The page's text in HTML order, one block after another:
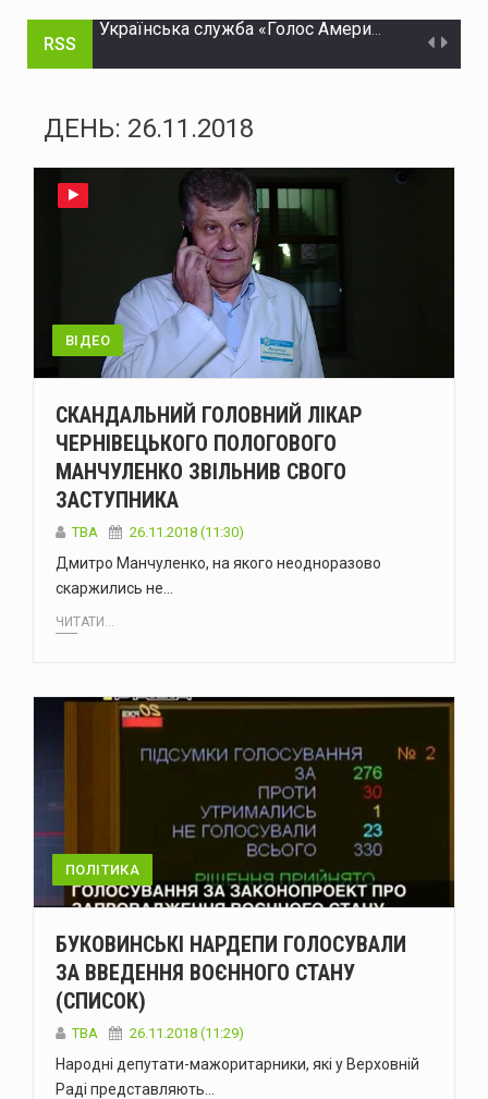
RSS
Збито 66 дронів: результати відбиття масованої атаки РФ 6 серпня
ДЕНЬ: 26.11.2018
ВІДЕО
СКАНДАЛЬНИЙ ГОЛОВНИЙ ЛІКАР
ЧЕРНІВЕЦЬКОГО ПОЛОГОВОГО
МАНЧУЛЕНКО ЗВІЛЬНИВ СВОГО
ЗАСТУПНИКА
TBA 26.11.2018 (11:30)
Дмитро Манчуленко, на якого неодноразово
скаржились не…
ЧИТАТИ...
ПОЛІТИКА
БУКОВИНСЬКІ НАРДЕПИ ГОЛОСУВАЛИ
ЗА ВВЕДЕННЯ ВОЄННОГО СТАНУ
(СПИСОК)
TBA 26.11.2018 (11:29)
Народні депутати-мажоритарники, які у Верховній
Раді представляють…